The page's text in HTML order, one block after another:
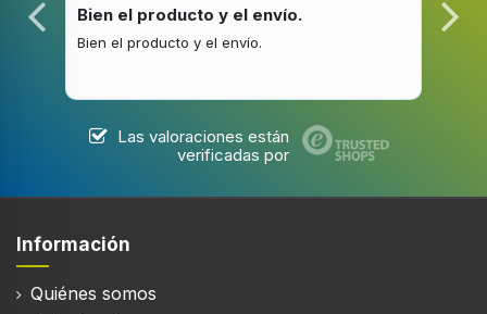
Bien el producto y el envío.
Bien el producto y el envío.
Las valoraciones están
verificadas por
Información
Quiénes somos